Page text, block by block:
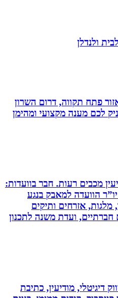
תקווה, דרום השרון
מענה מקצועי ומהימן
רעות. חבר בוועדות:
למאבק בנגע
אזרחים ותיקים
ועדת משנה לתכנון
מודיעין, כתיבת